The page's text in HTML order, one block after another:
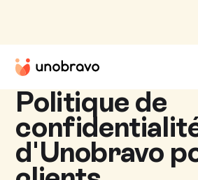
Politique de
d'Unobravo